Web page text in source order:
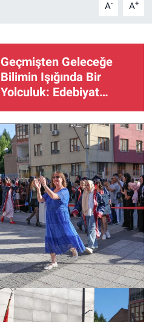
A- A+
Geçmişten Geleceğe
Bilimin Işığında Bir
Yolculuk: Edebiyat